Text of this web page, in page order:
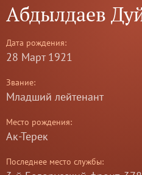
Абдылдаев
Дата рождения:
28 Март 1921
Звание:
Младший лейтенант
Место рождения:
Ак-Терек
Последнее место службы: